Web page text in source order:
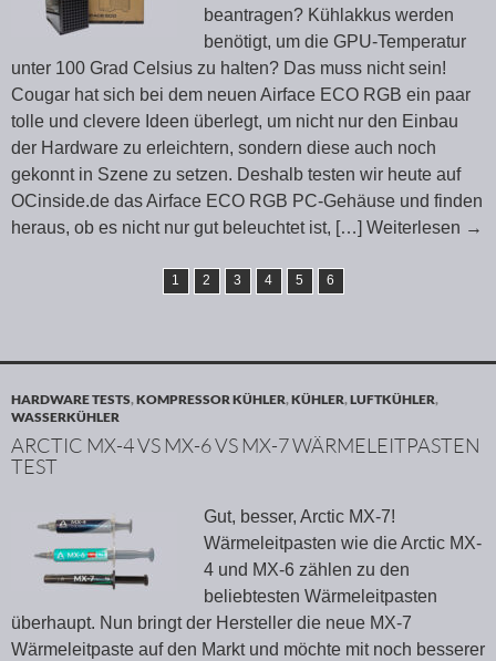
beantragen? Kühlakkus werden
benötigt, um die GPU-Temperatur
unter 100 Grad Celsius zu halten? Das muss nicht sein!
Cougar hat sich bei dem neuen Airface ECO RGB ein paar
tolle und clevere Ideen überlegt, um nicht nur den Einbau
der Hardware zu erleichtern, sondern diese auch noch
gekonnt in Szene zu setzen. Deshalb testen wir heute auf
OCinside.de das Airface ECO RGB PC-Gehäuse und finden
heraus, ob es nicht nur gut beleuchtet ist, […] Weiterlesen →
1 2 3 4 5 6
HARDWARE TESTS,KOMPRESSOR KÜHLER,KÜHLER,LUFTKÜHLER,
WASSERKÜHLER
ARCTIC MX-4 VS MX-6 VS MX-7 WÄRMELEITPASTEN
TEST
Gut, besser, Arctic MX-7!
Wärmeleitpasten wie die Arctic MX-
4 und MX-6 zählen zu den
beliebtesten Wärmeleitpasten
überhaupt. Nun bringt der Hersteller die neue MX-7
Wärmeleitpaste auf den Markt und möchte mit noch besserer